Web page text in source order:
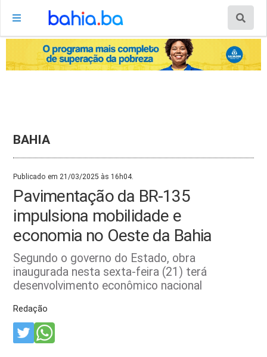
BAHIA
Publicado em 21/03/2025 às 16h04.
Pavimentação da BR-135
impulsiona mobilidade e
economia no Oeste da Bahia
Segundo o governo do Estado, obra
inaugurada nesta sexta-feira (21) terá
desenvolvimento econômico nacional
Redação